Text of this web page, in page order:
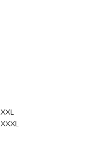
XXL
XXXL